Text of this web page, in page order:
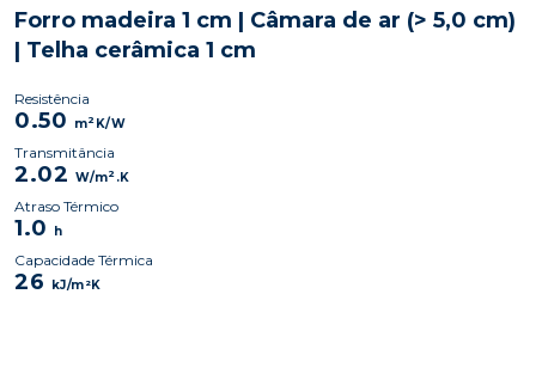
Forro madeira 1 cm | Câmara de ar (> 5,0 cm)
| Telha cerâmica 1 cm
Resistência
0.50 m2 K/W
Transmitância
2.02 W/m2 .K
Atraso Térmico
1.0 h
Capacidade Térmica
26 kJ/m²K